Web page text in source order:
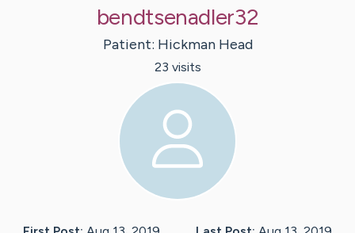
bendtsenadler32
Patient: Hickman Head
23 visits